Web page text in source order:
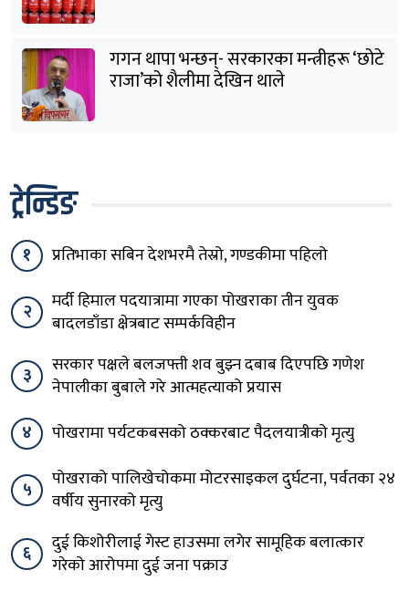
गगन थापा भन्छन्- सरकारका मन्त्रीहरू ‘छोटे
राजा’को शैलीमा देखिन थाले
ट्रेन्डिङ
१ प्रतिभाका सबिन देशभरमै तेस्रो, गण्डकीमा पहिलो
२
मर्दी हिमाल पदयात्रामा गएका पोखराका तीन युवक
बादलडाँडा क्षेत्रबाट सम्पर्कविहीन
३
सरकार पक्षले बलजफ्ती शव बुझ्न दबाब दिएपछि गणेश
नेपालीका बुबाले गरे आत्महत्याको प्रयास
४
पोखरामा पर्यटकबसको ठक्करबाट पैदलयात्रीको मृत्यु
५
पोखराको पालिखेचोकमा मोटरसाइकल दुर्घटना, पर्वतका २४
वर्षीय सुनारको मृत्यु
६
दुई किशोरीलाई गेस्ट हाउसमा लगेर सामूहिक बलात्कार
गरेको आरोपमा दुई जना पक्राउ